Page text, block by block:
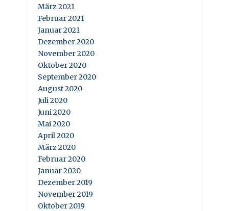
März 2021
Februar 2021
Januar 2021
Dezember 2020
November 2020
Oktober 2020
September 2020
August 2020
Juli 2020
Juni 2020
Mai 2020
April 2020
März 2020
Februar 2020
Januar 2020
Dezember 2019
November 2019
Oktober 2019